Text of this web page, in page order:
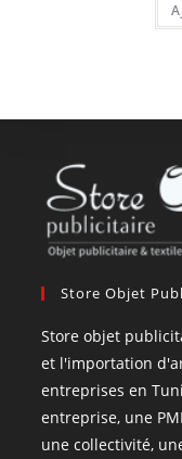
Store Objet
Store objet
et l'importation
entreprises en
entreprise, une
une collectivité,